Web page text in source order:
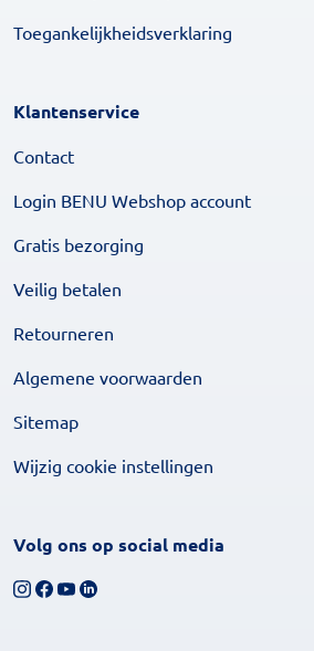
Toegankelijkheidsverklaring
Klantenservice
Contact
Login BENU Webshop account
Gratis bezorging
Veilig betalen
Retourneren
Algemene voorwaarden
Sitemap
Wijzig cookie instellingen
Volg ons op social media
Volg ons op Instagram
Volg ons op Facebook
Bekijk ons YouTube-kanaal
Volg ons op LinkedIn